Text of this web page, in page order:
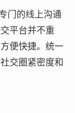
门的线上沟通
平台并不重
便快捷。统一
交圈紧密度和